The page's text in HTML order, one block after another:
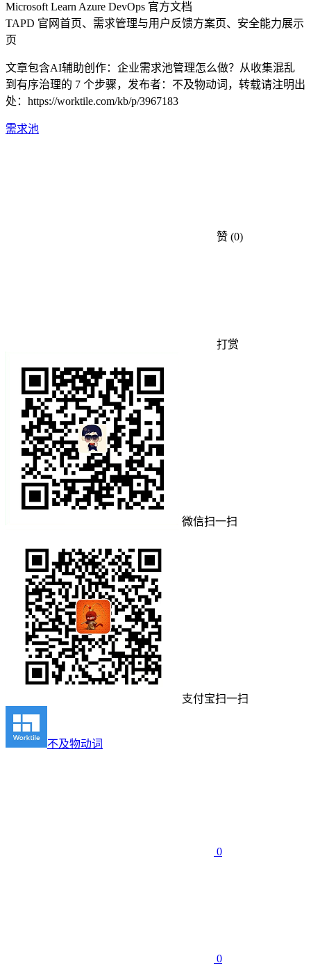
Microsoft Learn Azure DevOps 官方文档
TAPD 官网首页、需求管理与用户反馈方案页、安全能力展示
页
文章包含AI辅助创作：企业需求池管理怎么做？从收集混乱
到有序治理的 7 个步骤，发布者：不及物动词，转载请注明出
处： https://worktile.com/kb/p/3967183
需求池
赞 (0)
打赏
微信扫一扫
支付宝扫一扫
不及物动词
0
0